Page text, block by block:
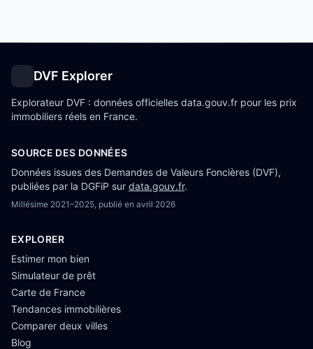
DVF Explorer
Explorateur DVF : données officielles data.gouv.fr pour les prix
immobiliers réels en France.
SOURCE DES DONNÉES
Données issues des Demandes de Valeurs Foncières (DVF),
publiées par la DGFiP sur data.gouv.fr.
Millésime 2021–2025, publié en avril 2026
EXPLORER
Estimer mon bien
Simulateur de prêt
Carte de France
Tendances immobilières
Comparer deux villes
Blog